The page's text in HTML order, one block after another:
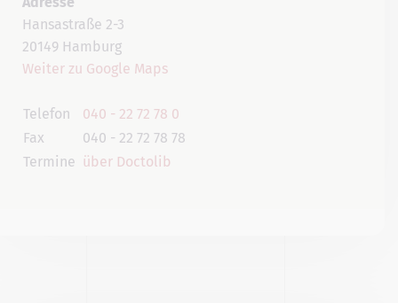
Hansastraße 2-3
20149 Hamburg
Weiter zu Google Maps
Telefon
040 - 22 72 78 0
Fax
040 - 22 72 78 78
Termine über Doctolib